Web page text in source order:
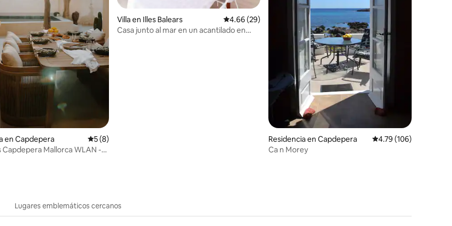
4.5 de 5; 12 evaluaciones
en Capdepera Calificación promedio: 5 de 5; 8 evaluaciones
5 (8)
Capdepera Mallorca WLAN -
Villa en Illes Balears Calificación promedio: 4.66 de 5; 29 evaluaciones
4.66 (29)
Casa junto al mar en un acantilado en
Residencia en Capdepera Calificación promedio:
4.79 (106)
Ca n Morey
Lugares emblemáticos cercanos